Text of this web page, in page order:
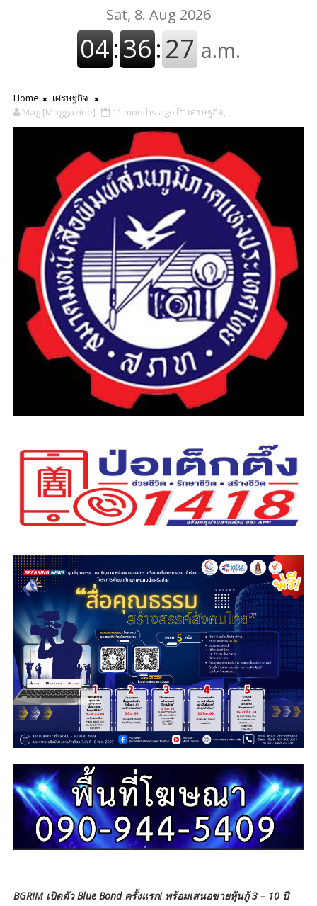
Home
เศรษฐกิจ
Mag [Maggazine]
11 months ago เศรษฐกิจ,
BGRIM เปิดตัว Blue Bond ครั้งแรก! พร้อมเสนอขายหุ้นกู้ 3 – 10 ปี